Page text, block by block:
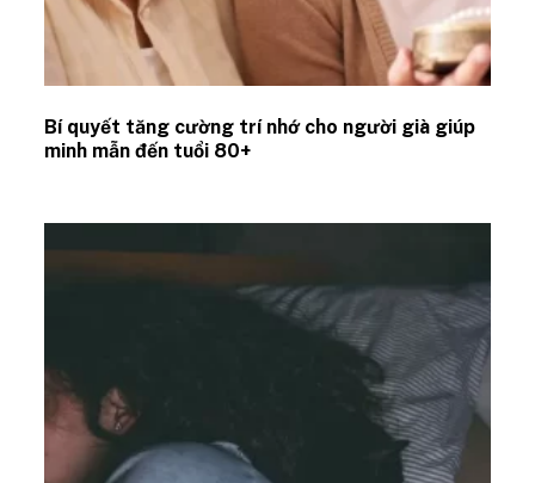
Bí quyết tăng cường trí nhớ cho người già giúp
minh mẫn đến tuổi 80+